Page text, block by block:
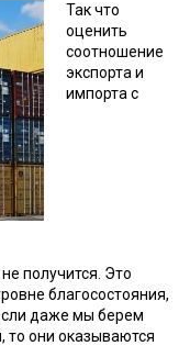
Так что
оценить
соотношение
экспорта и
импорта с
получится. Это
благосостояния,
даже мы берем
то они оказываются